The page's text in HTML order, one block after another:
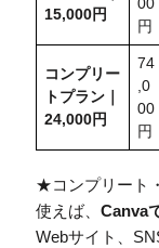
15,000円
00
円
コンプリー
トプラン｜
24,000円
74
,0
00
円
★コンプリート
使えば、 Canva
Webサイト、